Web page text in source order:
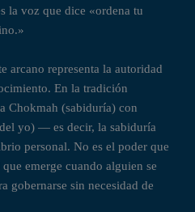
la voz que dice «ordena tu
arcano representa la autoridad
En la tradición
Chokmah (sabiduría) con
yo) — es decir, la sabiduría
personal. No es el poder que
emerge cuando alguien se
gobernarse sin necesidad de